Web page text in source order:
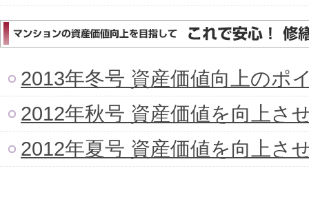
2013年冬号 資産価値向上のポ
2012年秋号 資産価値を向上
2012年夏号 資産価値を向上